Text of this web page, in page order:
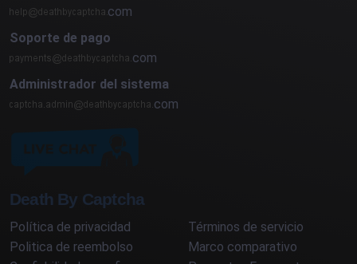
com
Soporte de pago
com
Administrador del sistema
com
Death By Captcha
Política de privacidad
Términos de servicio
Politica de reembolso
Marco comparativo